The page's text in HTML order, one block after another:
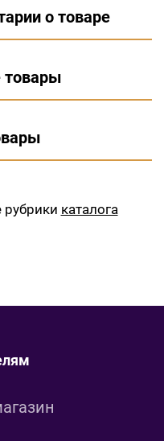
о товаре
товары
рубрики каталога